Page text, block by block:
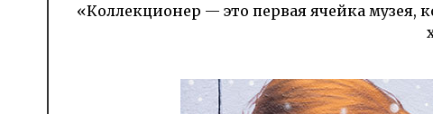
«Коллекционер — это первая ячейка музея,